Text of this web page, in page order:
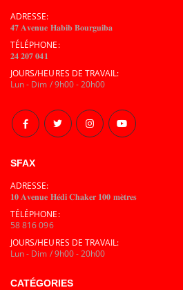
ADRESSE:
𝟒𝟕 𝐀𝐯𝐞𝐧𝐮𝐞 𝐇𝐚𝐛𝐢𝐛 𝐁𝐨𝐮𝐫𝐠𝐮𝐢𝐛𝐚
TÉLÉPHONE:
𝟐𝟒 𝟐𝟎𝟕 𝟎𝟒𝟏
JOURS/HEURES DE TRAVAIL:
Lun - Dim / 9h00 - 20h00
SFAX
ADRESSE:
𝟏𝟎 𝐀𝐯𝐞𝐧𝐮𝐞 𝐇𝐞́𝐝𝐢 𝐂𝐡𝐚𝐤𝐞𝐫 𝟏𝟎𝟎 𝐦𝐞̀𝐭𝐫𝐞𝐬
TÉLÉPHONE:
58 816 096
JOURS/HEURES DE TRAVAIL:
Lun - Dim / 9h00 - 20h00
CATÉGORIES